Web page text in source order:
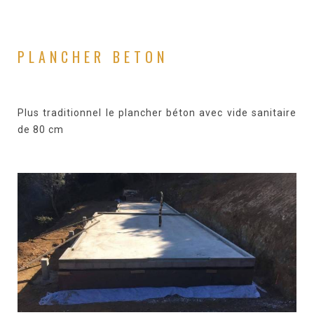
PLANCHER BETON
Plus traditionnel le plancher béton avec vide sanitaire
de 80 cm